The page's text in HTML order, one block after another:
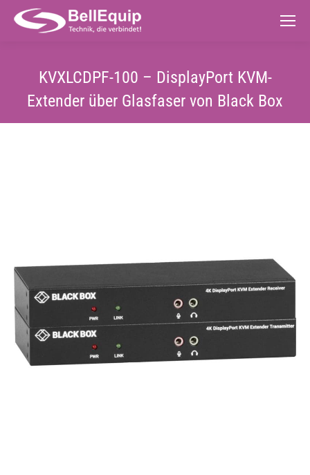
KVXLCDPF-100 – DisplayPort KVM-
Extender über Glasfaser von Black Box